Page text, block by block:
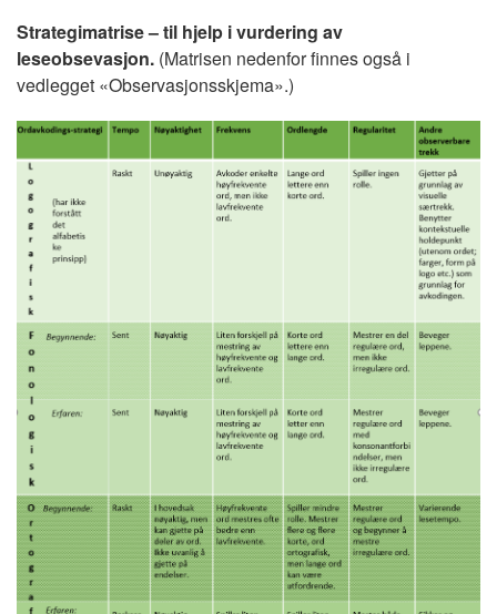
Strategimatrise – til hjelp i vurdering av
leseobsevasjon. (Matrisen nedenfor finnes også i
vedlegget «Observasjonsskjema».)
Image